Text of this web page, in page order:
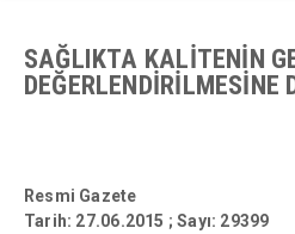
SAĞLIKTA KALİTENİN
DEĞERLENDİRİLMESİNE
Resmi Gazete
Tarih: 27.06.2015 ; Sayı: 29399